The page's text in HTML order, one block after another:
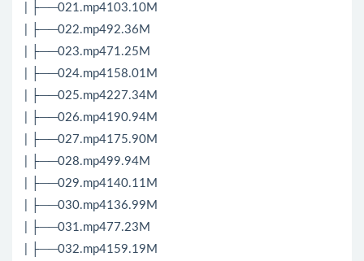
| ├──021.mp4103.10M
| ├──022.mp492.36M
| ├──023.mp471.25M
| ├──024.mp4158.01M
| ├──025.mp4227.34M
| ├──026.mp4190.94M
| ├──027.mp4175.90M
| ├──028.mp499.94M
| ├──029.mp4140.11M
| ├──030.mp4136.99M
| ├──031.mp477.23M
| ├──032.mp4159.19M